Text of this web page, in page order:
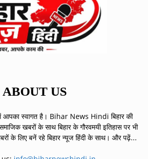
ABOUT US
स्वागत है। Bihar News Hindi बिहार की
खबरों के साथ बिहार के गौरवमयी इतिहास पर भी
के लिए बनें रहे बिहार न्यूज हिंदी के साथ। और पढ़ें...